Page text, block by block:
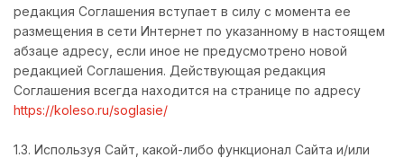
редакция Соглашения вступает в силу с момента ее
размещения в сети Интернет по указанному в настоящем
абзаце адресу, если иное не предусмотрено новой
редакцией Соглашения. Действующая редакция
Соглашения всегда находится на странице по адресу
https://koleso.ru/soglasie/
1.3. Используя Сайт, какой-либо функционал Сайта и/или